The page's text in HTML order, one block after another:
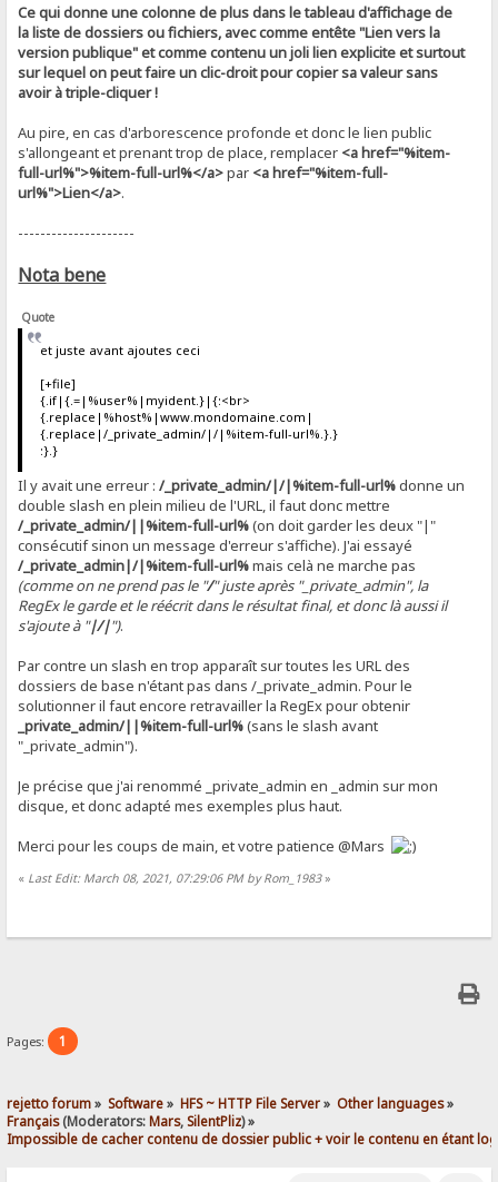
Ce qui donne une colonne de plus dans le tableau d'affichage de
la liste de dossiers ou fichiers, avec comme entête "Lien vers la
version publique" et comme contenu un joli lien explicite et surtout
sur lequel on peut faire un clic-droit pour copier sa valeur sans
avoir à triple-cliquer !
Au pire, en cas d'arborescence profonde et donc le lien public
s'allongeant et prenant trop de place, remplacer <a href="%item-
full-url%">%item-full-url%</a>par <a href="%item-full-
url%">Lien</a>.
---------------------
Nota bene
Quote
et juste avant ajoutes ceci
[+file]
{.if|{.=|%user%|myident.}|{:<br>
{.replace|%host%|www.mondomaine.com|
{.replace|/_private_admin/|/|%item-full-url%.}.}
:}.}
Il y avait une erreur :/_private_admin/|/|%item-full-url%donne un
double slash en plein milieu de l'URL, il faut donc mettre
/_private_admin/||%item-full-url%(on doit garder les deux "|"
consécutif sinon un message d'erreur s'affiche). J'ai essayé
/_private_admin|/|%item-full-url%mais celà ne marche pas
(comme on ne prend pas le "/" juste après "_private_admin", la
RegEx le garde et le réécrit dans le résultat final, et donc là aussi il
s'ajoute à "|/|").
Par contre un slash en trop apparaît sur toutes les URL des
dossiers de base n'étant pas dans /_private_admin. Pour le
solutionner il faut encore retravailler la RegEx pour obtenir
_private_admin/||%item-full-url%(sans le slash avant
"_private_admin").
Je précise que j'ai renommé _private_admin en _admin sur mon
disque, et donc adapté mes exemples plus haut.
Merci pour les coups de main, et votre patience @Mars
« Last Edit: March 08, 2021, 07:29:06 PM by Rom_1983»
Pages: 1
rejetto forum» Software» HFS ~ HTTP File Server» Other languages»
Français(Moderators:Mars,SilentPliz) »
Impossible de cacher contenu de dossier public + voir le contenu en étant